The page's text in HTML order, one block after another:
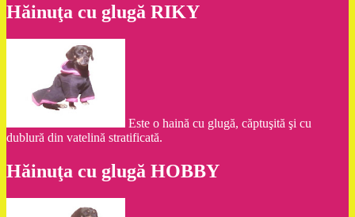
Hăinuţa cu glugă RIKY
Este o haină cu glugă, căptuşită şi cu
dublură din vatelină stratificată.
Hăinuţa cu glugă HOBBY